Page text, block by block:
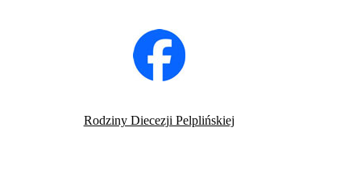
Rodziny Diecezji Pelplińskiej